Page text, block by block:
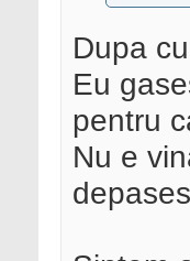
Dupa
Eu
pentru
Nu e